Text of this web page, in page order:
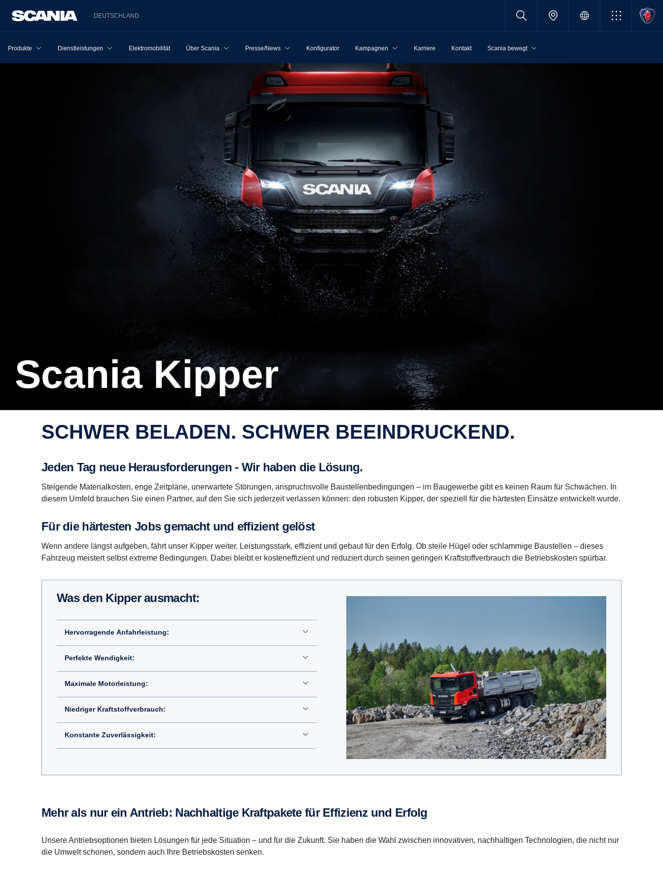
DEUTSCHLAND
Produkte Dienstleistungen Elektromobilität Über Scania Presse/News Konfigurator Kampagnen Karriere Kontakt Scania bewegt
Scania Kipper
SCHWER BELADEN. SCHWER BEEIN­DRU­CKEND.
Jeden Tag neue Herausforderungen - Wir haben die Lösung.
Steigende Materialkosten, enge Zeitpläne, unerwartete Störungen, anspruchsvolle Baustellenbedingungen – im Baugewerbe gibt es keinen Raum für Schwächen. In
diesem Umfeld brauchen Sie einen Partner, auf den Sie sich jederzeit verlassen können: den robusten Kipper, der speziell für die härtesten Einsätze entwickelt wurde.
Für die härtesten Jobs gemacht und effizient gelöst
Wenn andere längst aufgeben, fährt unser Kipper weiter. Leistungsstark, effizient und gebaut für den Erfolg. Ob steile Hügel oder schlammige Baustellen – dieses
Fahrzeug meistert selbst extreme Bedingungen. Dabei bleibt er kosteneffizient und reduziert durch seinen geringen Kraftstoffverbrauch die Betriebskosten spürbar.
Was den Kipper ausmacht:
Hervorragende Anfahrleistung:
Perfekte Wendigkeit:
Maximale Motorleistung:
Niedriger Kraftstoffverbrauch:
Konstante Zuverlässigkeit:
Mehr als nur ein Antrieb: Nachhaltige Kraftpakete für Effizienz und Erfolg
Unsere Antriebsoptionen bieten Lösungen für jede Situation – und für die Zukunft. Sie haben die Wahl zwischen innovativen, nachhaltigen Technologien, die nicht nur
die Umwelt schonen, sondern auch Ihre Betriebskosten senken.